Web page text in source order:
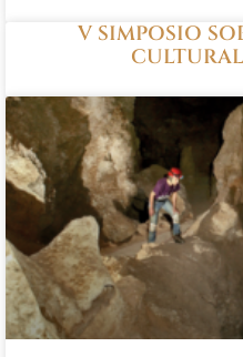
V SIMPOSIO